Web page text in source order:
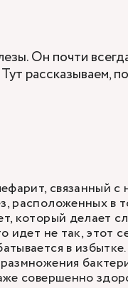
Он почти
рассказываем,
связанный
расположенных в
который делает
идет не так, этот
в
совершенно